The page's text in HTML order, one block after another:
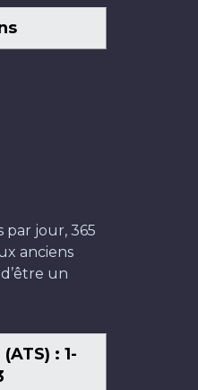
jour, 365
anciens
un
: 1-